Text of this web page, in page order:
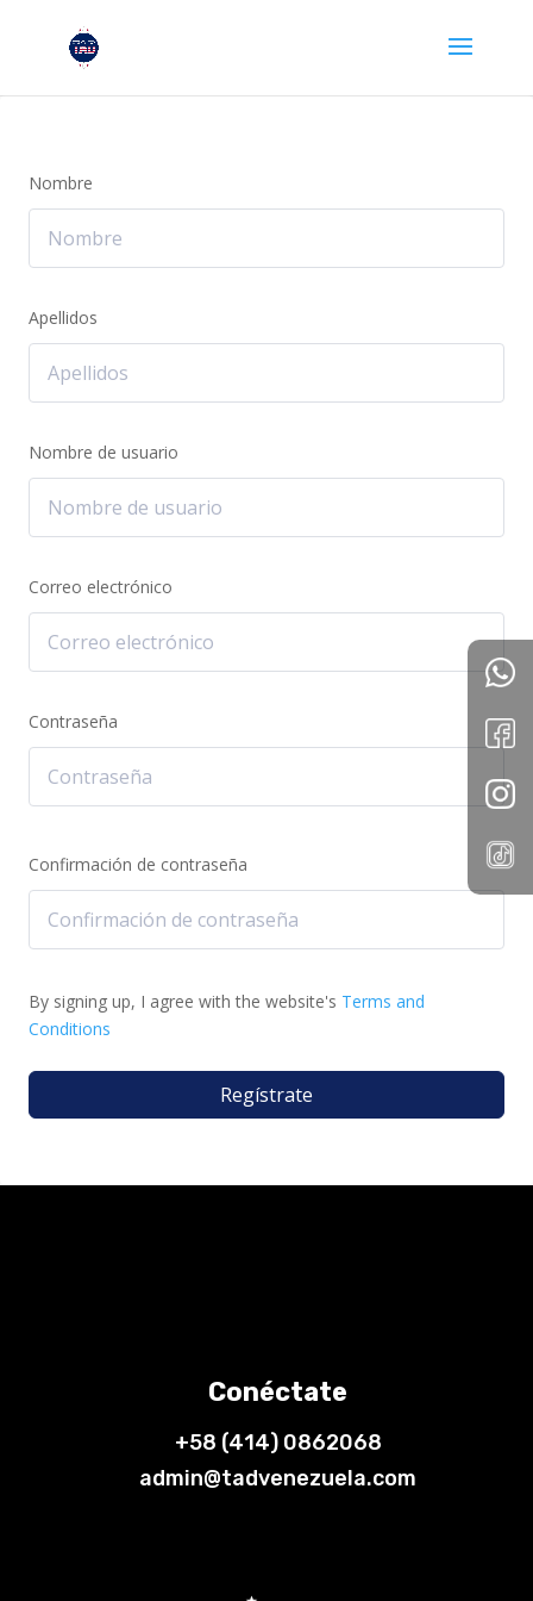
Nombre
Apellidos
Nombre de usuario
Correo electrónico
Contraseña
Confirmación de contraseña
By signing up, I agree with the website's Terms and
Conditions
Regístrate
Conéctate
+58 (414) 0862068
admin@tadvenezuela.com